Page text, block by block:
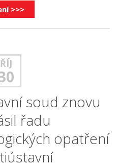
>>>
ŘÍJ
soud znovu
řadu
opatření